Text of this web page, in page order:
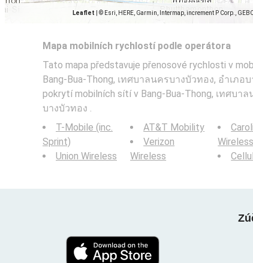
Leaflet © Esri, HERE, Garmin, Intermap, increment P Corp.,
Mapa mobilních rychlostí podle operátora
Tato mapa představuje přenosové rychlosti v
Bang-Bua-Thong, เทศบาลนครบางบัวทอง, อำเภอ
pokrytí mobilních sítí v Bang-Bua-Thong, เทศบา
บางบัวทอง .
T-Mobile (inc.
Sprint)
Union Wireless
AT&T Mobility
Verizon
Wireless
Wireless